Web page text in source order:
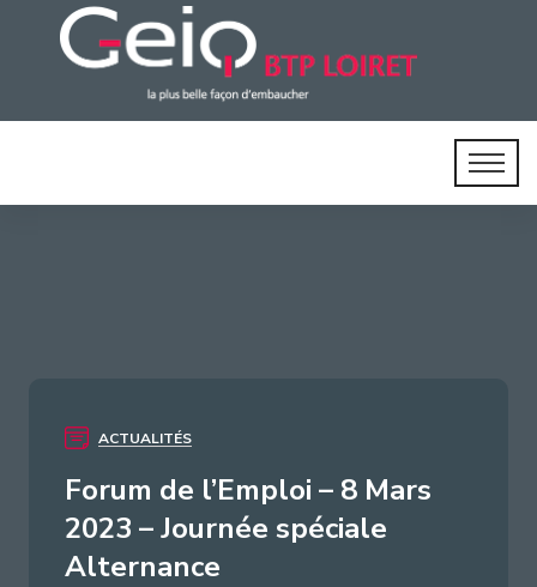
ACTUALITÉS
Forum de l’Emploi – 8 Mars
2023 – Journée spéciale
Alternance